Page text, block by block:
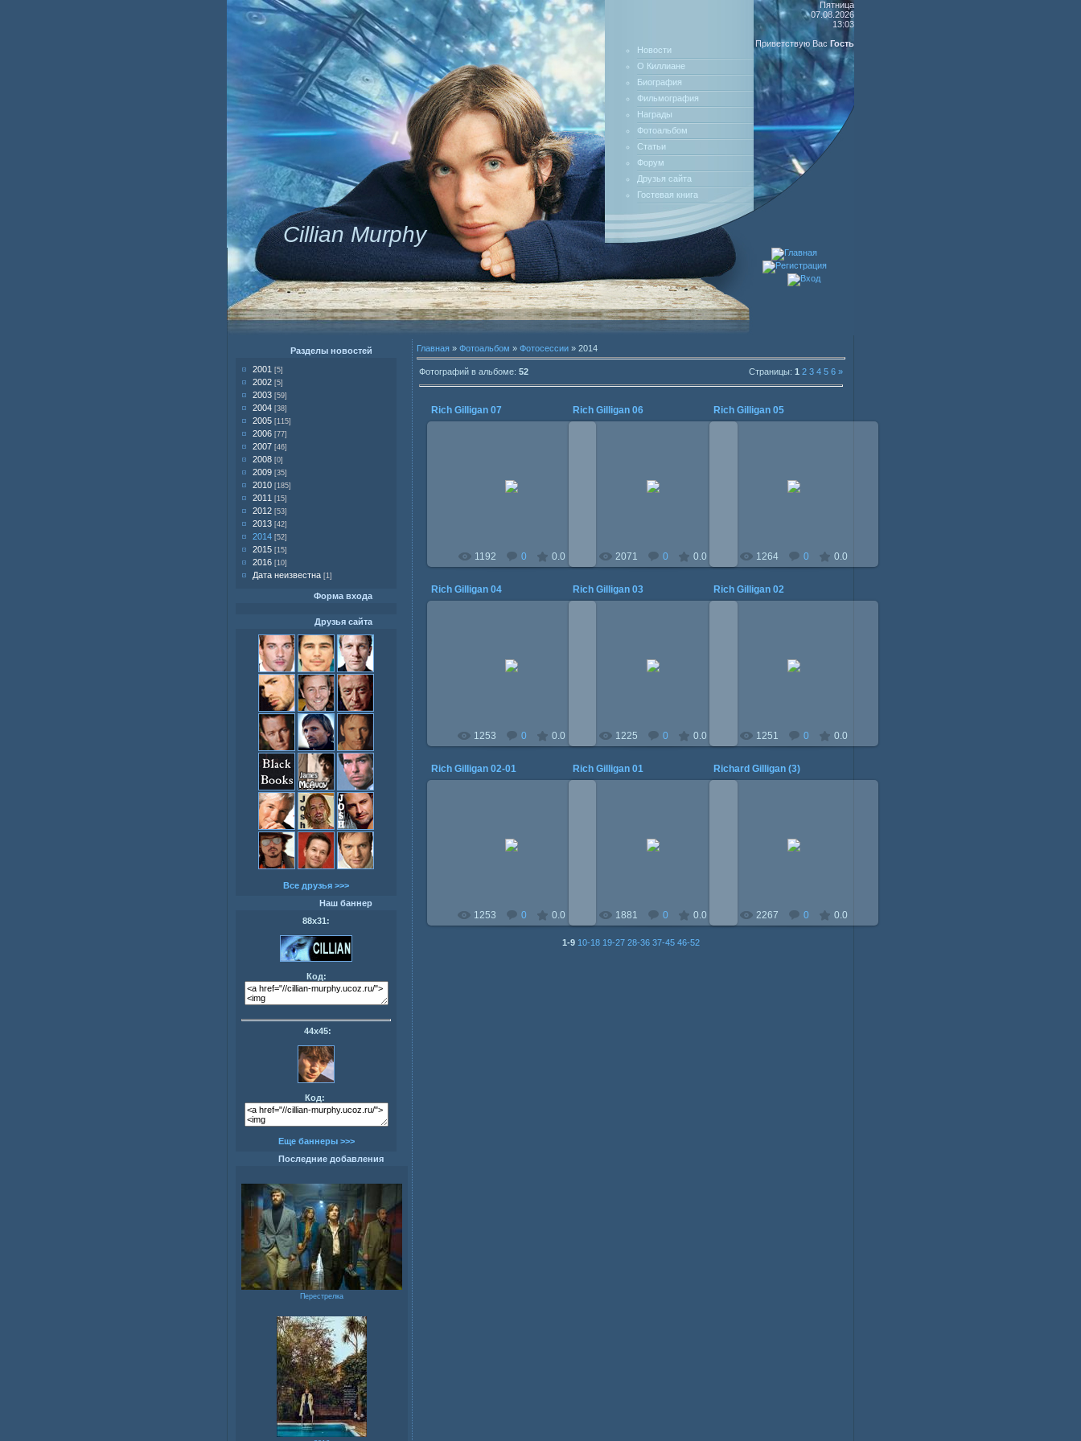
Cillian Murphy
Новости
О Киллиане
Биография
Фильмография
Награды
Фотоальбом
Статьи
Форум
Друзья сайта
Гостевая книга
Пятница
07.08.2026
13:03
Приветствую Вас Гость
Разделы новостей
2001 [5]
2002 [5]
2003 [59]
2004 [38]
2005 [115]
2006 [77]
2007 [46]
2008 [0]
2009 [35]
2010 [185]
2011 [15]
2012 [53]
2013 [42]
2014 [52]
2015 [15]
2016 [10]
Дата неизвестна [1]
Форма входа
Друзья сайта
Все друзья >>>
Наш баннер
88х31:
Код:
44х45:
Код:
Еще баннеры >>>
Последние добавления
Перестрелка
Главная » Фотоальбом » Фотосессии » 2014
Фотографий в альбоме: 52 Страницы: 1 2 3 4 5 6 »
Rich Gilligan 07
1192 0 0.0
Rich Gilligan 06
2071 0 0.0
Rich Gilligan 05
1264 0 0.0
Rich Gilligan 04
1253 0 0.0
Rich Gilligan 03
1225 0 0.0
Rich Gilligan 02
1251 0 0.0
Rich Gilligan 02-01
1253 0 0.0
Rich Gilligan 01
1881 0 0.0
Richard Gilligan (3)
2267 0 0.0
1-9 10-18 19-27 28-36 37-45 46-52